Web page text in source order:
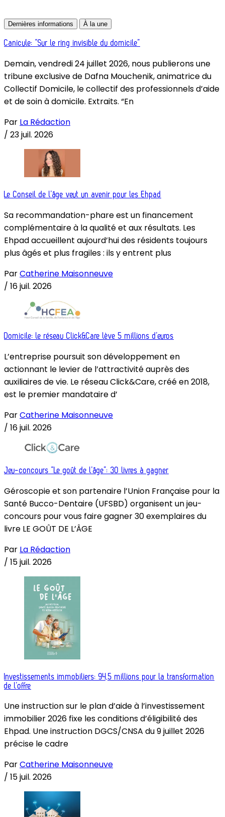
Dernières informations À la une
Canicule: “Sur le ring invisible du domicile”
Demain, vendredi 24 juillet 2026, nous publierons une
tribune exclusive de Dafna Mouchenik, animatrice du
Collectif Domicile, le collectif des professionnels d’aide
et de soin à domicile. Extraits. “En
Par La Rédaction
/ 23 juil. 2026
Le Conseil de l’âge veut un avenir pour les Ehpad
Sa recommandation-phare est un financement
complémentaire à la qualité et aux résultats. Les
Ehpad accueillent aujourd’hui des résidents toujours
plus âgés et plus fragiles : ils y entrent plus
ParCatherine Maisonneuve
/ 16 juil. 2026
Domicile: le réseau Click&Care lève 5 millions d’euros
L’entreprise poursuit son développement en
actionnant le levier de l’attractivité auprès des
auxiliaires de vie. Le réseau Click&Care, créé en 2018,
est le premier mandataire d’
ParCatherine Maisonneuve
/ 16 juil. 2026
Jeu-concours “Le goût de l’âge”: 30 livres à gagner
Géroscopie et son partenaire l’Union Française pour la
Santé Bucco-Dentaire (UFSBD) organisent un jeu-
concours pour vous faire gagner 30 exemplaires du
livre LE GOÛT DE L’ÂGE
Par La Rédaction
/ 15 juil. 2026
Investissements immobiliers: 94,5 millions pour la transformation
de l’offre
Une instruction sur le plan d’aide à l’investissement
immobilier 2026 fixe les conditions d’éligibilité des
Ehpad. Une instruction DGCS/CNSA du 9 juillet 2026
précise le cadre
ParCatherine Maisonneuve
/ 15 juil. 2026